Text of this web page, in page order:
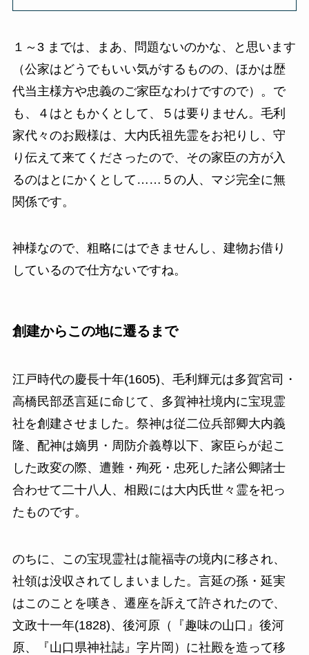
１～3 までは、まあ、問題ないのかな、と思います
（公家はどうでもいい気がするものの、ほかは歴
代当主様方や忠義のご家臣なわけですので）。で
も、４はともかくとして、５は要りません。毛利
家代々のお殿様は、大内氏祖先霊をお祀りし、守
り伝えて来てくださったので、その家臣の方が入
るのはとにかくとして……５の人、マジ完全に無
関係です。
神様なので、粗略にはできませんし、建物お借り
しているので仕方ないですね。
創建からこの地に遷るまで
江戸時代の慶長十年(1605)、毛利輝元は多賀宮司・
高橋民部丞言延に命じて、多賀神社境内に宝現霊
社を創建させました。祭神は従二位兵部卿大内義
隆、配神は嫡男・周防介義尊以下、家臣らが起こ
した政変の際、遭難・殉死・忠死した諸公卿諸士
合わせて二十八人、相殿には大内氏世々霊を祀っ
たものです。
のちに、この宝現霊社は龍福寺の境内に移され、
社領は没収されてしまいました。言延の孫・延実
はこのことを嘆き、遷座を訴えて許されたので、
文政十一年(1828)、後河原（『趣味の山口』後河
原、『山口県神社誌』字片岡）に社殿を造って移